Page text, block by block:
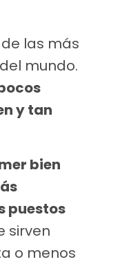
las más
mundo.
y tan
bien
puestos
sirven
o menos